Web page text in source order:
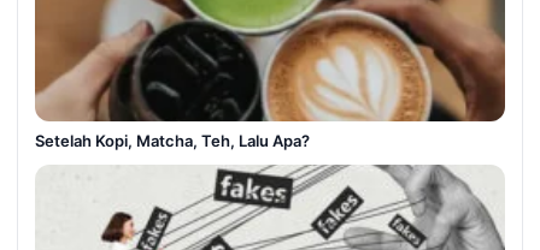
Setelah Kopi, Matcha, Teh, Lalu Apa?